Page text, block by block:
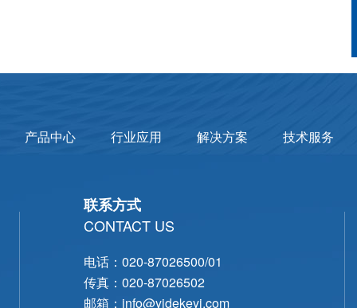
产品中心 行业应用 解决方案 技术服务
联系方式
CONTACT US
电话：020-87026500/01
传真：020-87026502
邮箱：info@yidekeyi.com